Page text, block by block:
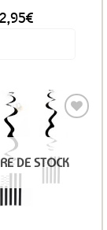
2,95€
Ajouter
aux
DE STOCK